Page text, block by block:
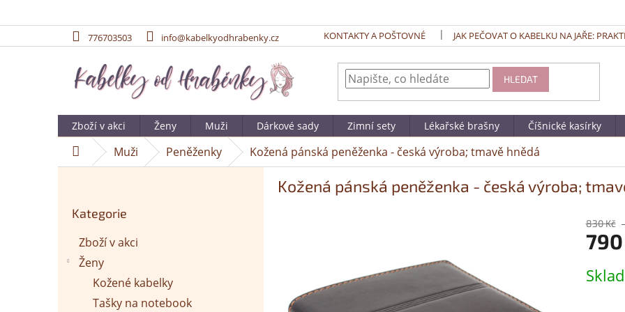
776703503 info@kabelkyodhrabenky.cz KONTAKTY A POŠTOVNÉ JAK PEČOVAT O KABELKU NA JAŘE:
HLEDAT
Zboží v akci Ženy Muži Dárkové sady Zimní sety Lékařské brašny Číšnické kasírky
DomůMuži Peněženky Kožená pánská peněženka - česká výroba; tmavě hnědá
kategorie
Kategorie
Zboží v akci
Ženy
Kožené kabelky
Tašky na notebook
Kožená pánská peněženka - česká výroba;
830 Kč
cena: